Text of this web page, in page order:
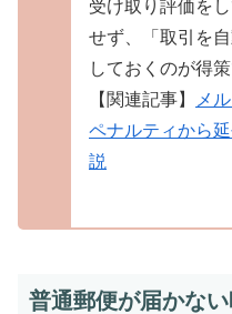
受け取り評価を
せず、「取引を
しておくのが得策
【関連記事】
メ
ペナルティから
説
普通郵便が届かな